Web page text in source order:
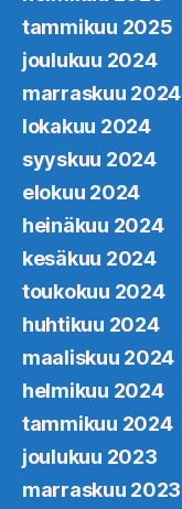
tammikuu 2025
joulukuu 2024
marraskuu 2024
lokakuu 2024
syyskuu 2024
elokuu 2024
heinäkuu 2024
kesäkuu 2024
toukokuu 2024
huhtikuu 2024
maaliskuu 2024
helmikuu 2024
tammikuu 2024
joulukuu 2023
marraskuu 2023